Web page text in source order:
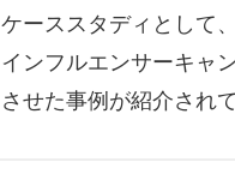
ケーススタディとして、
インフルエンサーキャ
させた事例が紹介され